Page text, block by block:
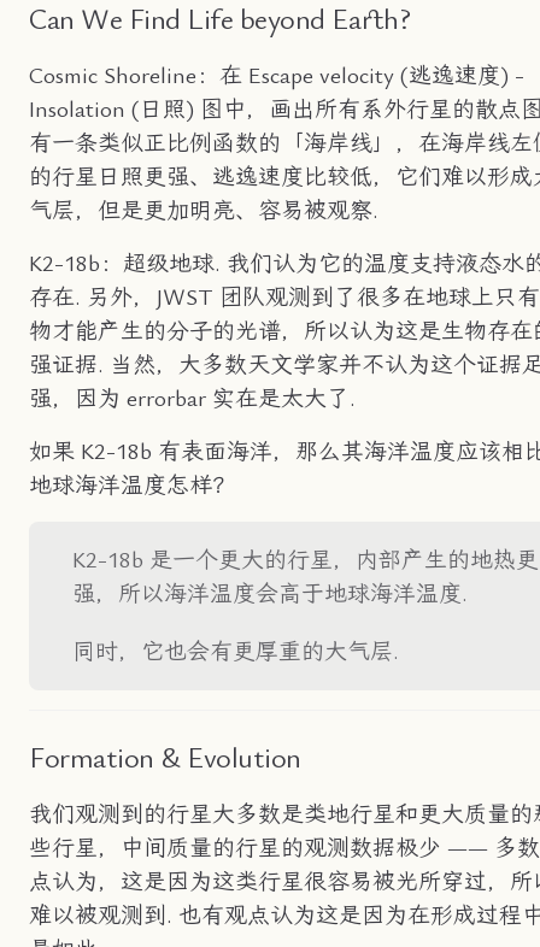
Can We Find Life beyond Earth?
Cosmic Shoreline：在 Escape velocity (逃逸速度) -
Insolation (日照) 图中，画出所有系外行星的散点
有一条类似正比例函数的「海岸线」，在海岸线左
的行星日照更强、逃逸速度比较低，它们难以形成
气层，但是更加明亮、容易被观察.
K2-18b：超级地球. 我们认为它的温度支持液态水
存在. 另外，JWST 团队观测到了很多在地球上只
物才能产生的分子的光谱，所以认为这是生物存在
强证据. 当然，大多数天文学家并不认为这个证据
强，因为 errorbar 实在是太大了.
如果 K2-18b 有表面海洋，那么其海洋温度应该相
地球海洋温度怎样？
K2-18b 是一个更大的行星，内部产生的地热更
强，所以海洋温度会高于地球海洋温度.
同时，它也会有更厚重的大气层.
Formation & Evolution
我们观测到的行星大多数是类地行星和更大质量的
些行星，中间质量的行星的观测数据极少 —— 多
点认为，这是因为这类行星很容易被光所穿过，所
难以被观测到. 也有观点认为这是因为在形成过程